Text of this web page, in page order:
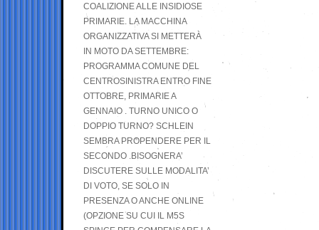
COALIZIONE ALLE INSIDIOSE
PRIMARIE. LA MACCHINA
ORGANIZZATIVA SI METTERÀ
IN MOTO DA SETTEMBRE:
PROGRAMMA COMUNE DEL
CENTROSINISTRA ENTRO FINE
OTTOBRE, PRIMARIE A
GENNAIO . TURNO UNICO O
DOPPIO TURNO? SCHLEIN
SEMBRA PROPENDERE PER IL
SECONDO .BISOGNERA’
DISCUTERE SULLE MODALITA’
DI VOTO, SE SOLO IN
PRESENZA O ANCHE ONLINE
(OPZIONE SU CUI IL M5S